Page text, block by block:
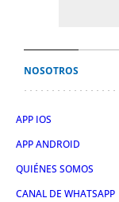
NOSOTROS
APP IOS
APP ANDROID
QUIÉNES SOMOS
CANAL DE WHATSAPP